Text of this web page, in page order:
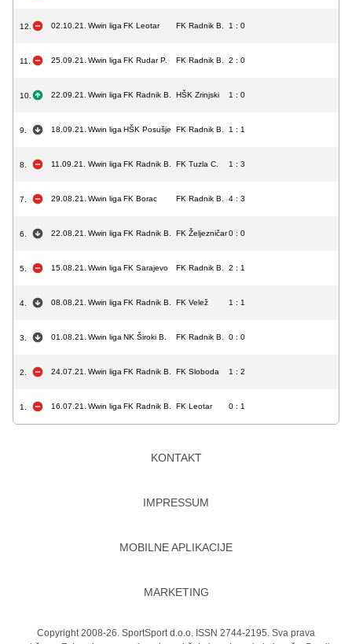
12. 02.10.21. Wwin liga FK Leotar FK Radnik B. 1 : 0
11. 25.09.21. Wwin liga FK Rudar P. FK Radnik B. 2 : 0
10. 22.09.21. Wwin liga FK Radnik B. HŠK Zrinjski 1 : 0
9. 18.09.21. Wwin liga HŠK Posušje FK Radnik B. 1 : 1
8. 11.09.21. Wwin liga FK Radnik B. FK Tuzla C. 1 : 3
7. 29.08.21. Wwin liga FK Borac FK Radnik B. 4 : 3
6. 22.08.21. Wwin liga FK Radnik B. FK Željezničar0 : 0
5. 15.08.21. Wwin liga FK Sarajevo FK Radnik B. 2 : 1
4. 08.08.21. Wwin liga FK Radnik B. FK Velež 1 : 1
3. 01.08.21. Wwin liga NK Široki B. FK Radnik B. 0 : 0
2. 24.07.21. Wwin liga FK Radnik B. FK Sloboda 1 : 2
1. 16.07.21. Wwin liga FK Radnik B. FK Leotar 0 : 1
KONTAKT
IMPRESSUM
MOBILNE APLIKACIJE
MARKETING
Copyright 2008-26. SportSport d.o.o. ISSN 2744-2195. Sva prava